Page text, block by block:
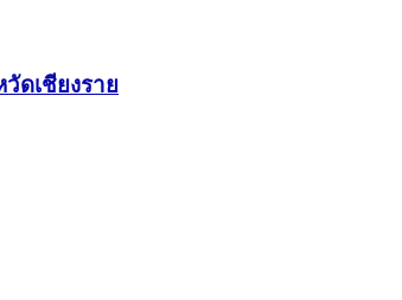
ดเชียงราย